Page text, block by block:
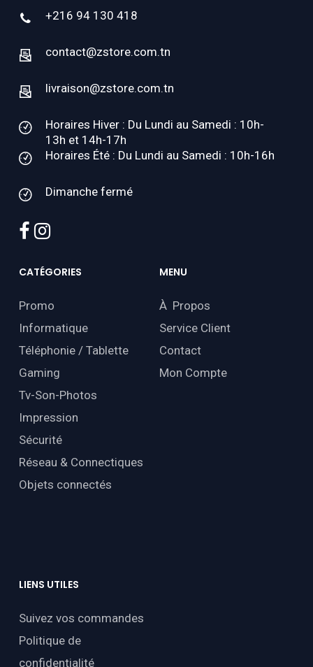
+216 94 130 418
contact@zstore.com.tn
livraison@zstore.com.tn
Horaires Hiver : Du Lundi au Samedi : 10h-
13h et 14h-17h
Horaires Été : Du Lundi au Samedi : 10h-16h
Dimanche fermé
facebook
instagram
CATÉGORIES
Promo
Informatique
Téléphonie / Tablette
Gaming
Tv-Son-Photos
Impression
Sécurité
Réseau & Connectiques
Objets connectés
MENU
À Propos
Service Client
Contact
Mon Compte
LIENS UTILES
Suivez vos commandes
Politique de
confidentialité